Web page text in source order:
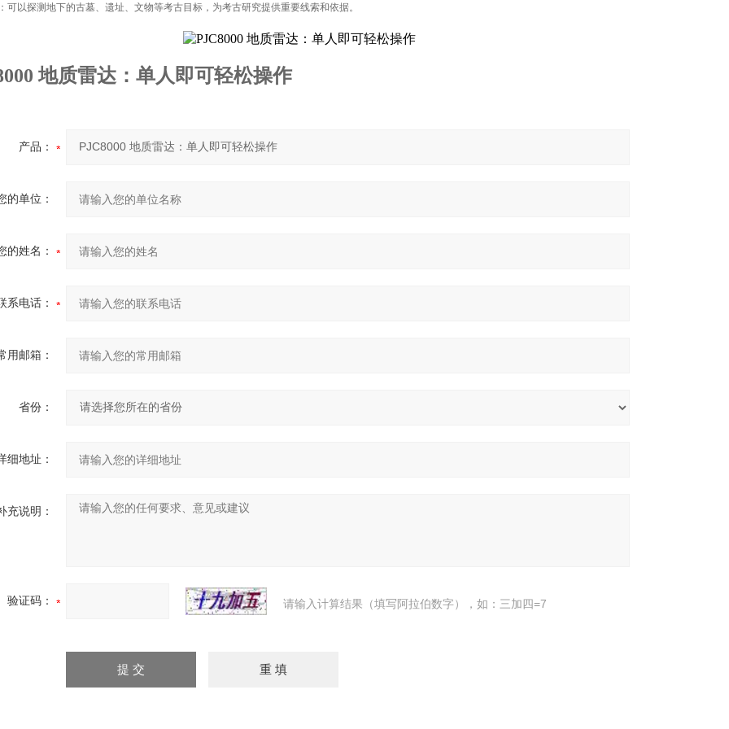
：可以探测地下的古墓、遗址、文物等考古目标，为考古研究提供重要线索和依据。
地质雷达：单人即可轻松操作
产品：
的单位：
的姓名：
系电话：
用邮箱：
省份：
细地址：
充说明：
验证码： 请输入计算结果（填写阿拉伯数字），如：三加四=7